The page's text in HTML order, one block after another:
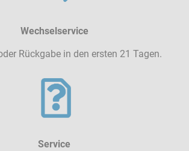
Wechselservice
Rückgabe in den ersten 21 Tagen.
Service